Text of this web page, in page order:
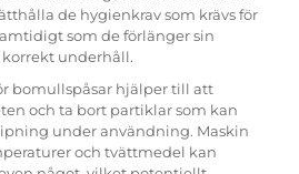
de hygienkrav som krävs för
som de förlänger sin
underhåll.
bomullspåsar hjälper till att
och ta bort partiklar som kan
under användning. Maskin
och tvättmedel kan